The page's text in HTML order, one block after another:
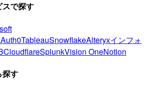
スで探す
Auth0TableauSnowflakeAlteryxインフォ
CloudflareSplunkVision OneNotion
探す